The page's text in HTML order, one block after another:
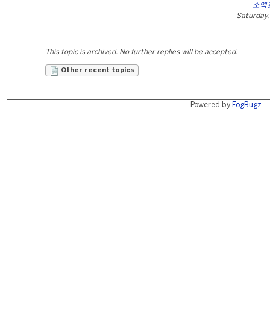
소액
This topic is archived. No further replies will be accepted.
Other recent topics
Powered by FogBugz